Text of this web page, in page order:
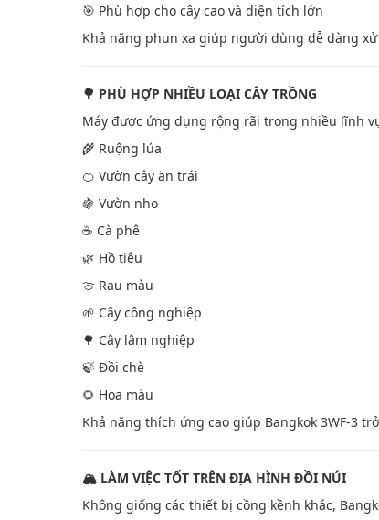
🎯 Phù hợp cho cây cao và diện tích lớn
Khả năng phun xa giúp người dùng dễ dàng
🌳 PHÙ HỢP NHIỀU LOẠI CÂY TRỒNG
Máy được ứng dụng rộng rãi trong nhiều lĩnh
🌾 Ruộng lúa
🍊 Vườn cây ăn trái
🍇 Vườn nho
☕ Cà phê
🌿 Hồ tiêu
🍈 Rau màu
🌱 Cây công nghiệp
🌳 Cây lâm nghiệp
🍃 Đồi chè
🌻 Hoa màu
Khả năng thích ứng cao giúp Bangkok 3WF-3
🏔️ LÀM VIỆC TỐT TRÊN ĐỊA HÌNH ĐỒI NÚI
Không giống các thiết bị cồng kềnh khác,